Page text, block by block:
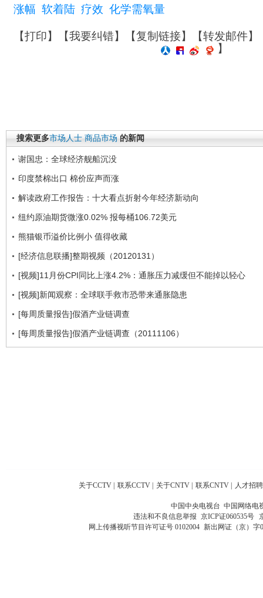
涨幅 软着陆 疗效 化学需氧量
【打印】【我要纠错】【复制链接】【转发邮件】
】
搜索更多市场人士 商品市场 的新闻
谢国忠：全球经济舰船沉没
印度禁棉出口 棉价应声而涨
解读政府工作报告：十大看点折射今年经济新动向
纽约原油期货微涨0.02% 报每桶106.72美元
熊猫银币溢价比例小 值得收藏
[经济信息联播]整期视频（20120131）
[视频]11月份CPI同比上涨4.2%：通胀压力减缓但不能掉以轻心
[视频]新闻观察：全球联手救市恐带来通胀隐患
[每周质量报告]假酒产业链调查
[每周质量报告]假酒产业链调查（20111106）
关于CCTV 联系CCTV 关于CNTV 联系CNTV 人才招聘
中国中央电视台 中国网络电
违法和不良信息举报 京ICP证060535号
网上传播视听节目许可证号 0102004 新出网证（京）